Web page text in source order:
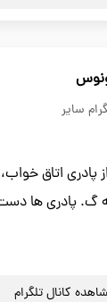
سایر
پادری اتاق
گ. پادری ها
کانال تلگرام